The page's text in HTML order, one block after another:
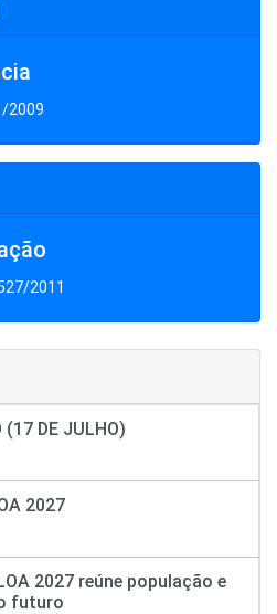
2009
2011
(17 DE JULHO)
2027
2027 reúne população e
futuro